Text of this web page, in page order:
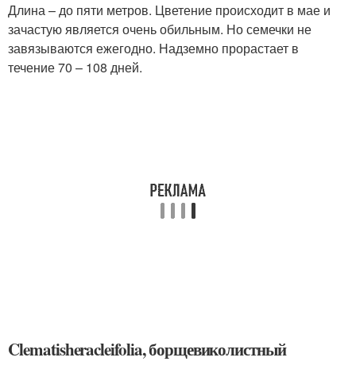
Длина – до пяти метров. Цветение происходит в мае и
зачастую является очень обильным. Но семечки не
завязываются ежегодно. Надземно прорастает в
течение 70 – 108 дней.
Clematisheracleifolia, борщевиколистный